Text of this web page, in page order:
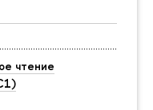
чтение